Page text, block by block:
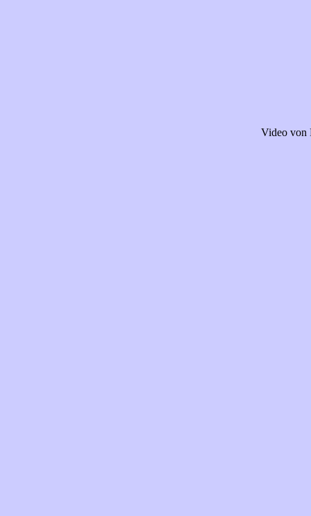
Video von